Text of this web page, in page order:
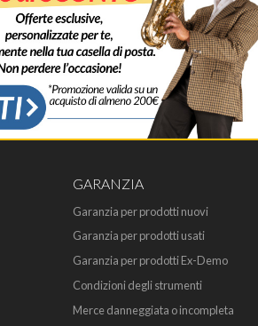
GARANZIA
Garanzia per prodotti nuovi
Garanzia per prodotti usati
Garanzia per prodotti Ex-Demo
Condizioni degli strumenti
Merce danneggiata o incompleta